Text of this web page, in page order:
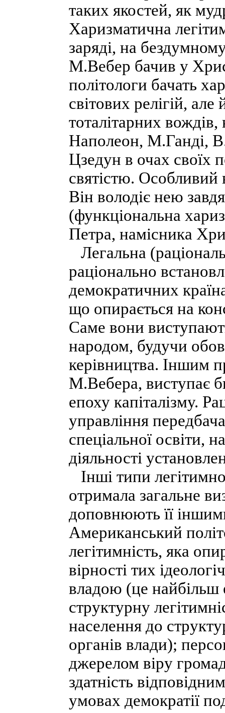
таких якостей, як
Харизматична
заряді, на
М.Вебер бачив у
політологи бачать
світових релігій,
тоталітарних вождів,
Наполеон, М.Ганді,
Цзедун в очах своїх
святістю.
Він володіє нею
(функціональна
Петра, намісника
Легальна
раціонально
демократичних
що опирається на
Саме вони
народом, будучи
керівництва. Іншим
М.Вебера, виступає
епоху капіталізму.
управління
спеціальної освіти,
діяльності
Інші типи
отримала загальне
доповнюють її
Американський
легітимність, яка
вірності тих
владою (це найбільш
структурну
населення до
органів влади);
джерелом віру
здатність
умовах демократії